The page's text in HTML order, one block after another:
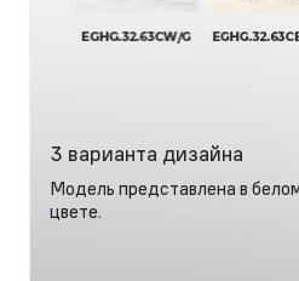
3 варианта дизайна
Модель представлена в
цвете.